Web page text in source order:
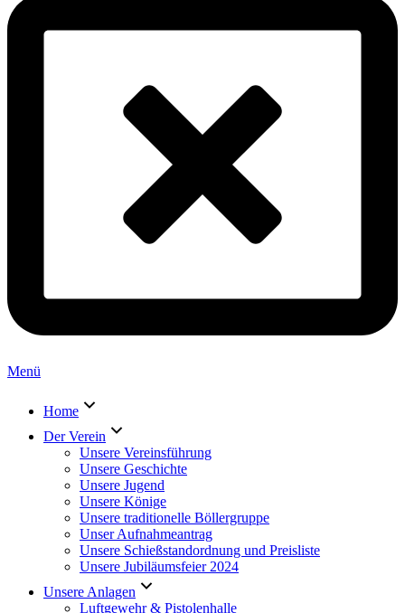
Menü
Home
Der Verein
Unsere Vereinsführung
Unsere Geschichte
Unsere Jugend
Unsere Könige
Unsere traditionelle Böllergruppe
Unser Aufnahmeantrag
Unsere Schießstandordnung und Preisliste
Unsere Jubiläumsfeier 2024
Unsere Anlagen
Luftgewehr & Pistolenhalle